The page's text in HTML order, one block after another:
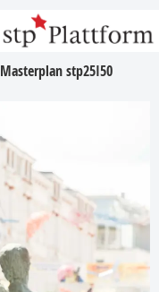
Masterplan stp25I50